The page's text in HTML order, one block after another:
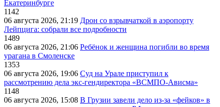
Екатеринбурге
1142
06 августа 2026, 21:19 Дрон со взрывчаткой в аэропорту
Лейпцига: собрали все подробности
1489
06 августа 2026, 21:06 Ребёнок и женщина погибли во время
урагана в Смоленске
1353
06 августа 2026, 19:06 Суд на Урале приступил к
рассмотрению дела экс-гендиректора «ВСМПО-Ависма»
1148
06 августа 2026, 15:08 В Грузии завели дело из-за «фейков» в